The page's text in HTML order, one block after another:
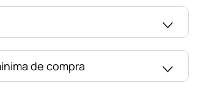
de compra